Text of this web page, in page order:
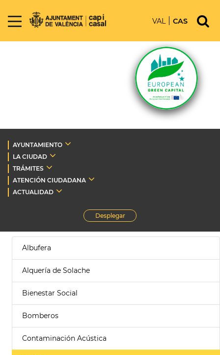
VAL CAS
AYUNTAMIENTO
LA CIUDAD
TRÁMITES
ATENCIÓN CIUDADANA
ACTUALIDAD
Desplegar
Albufera
Alquería de Solache
Bienestar Social
Bomberos
Contaminación Acústica